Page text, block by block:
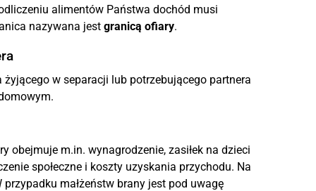
alimentów Państwa dochód musi
nazywana jest granicą ofiary.
w separacji lub potrzebującego partnera
obejmuje m.in. wynagrodzenie, zasiłek na dzieci
społeczne i koszty uzyskania przychodu. Na
małżeństw brany jest pod uwagę